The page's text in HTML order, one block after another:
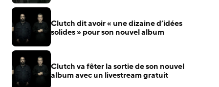
Clutch dit avoir « une dizaine d’idées
solides » pour son nouvel album
Clutch va fêter la sortie de son nouvel
album avec un livestream gratuit